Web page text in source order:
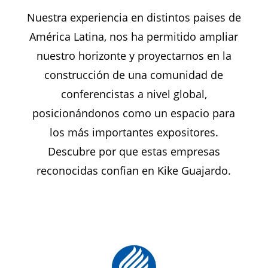
Nuestra experiencia en distintos paises de
América Latina, nos ha permitido ampliar
nuestro horizonte y proyectarnos en la
construcción de una comunidad de
conferencistas a nivel global,
posicionándonos como un espacio para
los más importantes expositores.
Descubre por que estas empresas
reconocidas confian en Kike Guajardo.